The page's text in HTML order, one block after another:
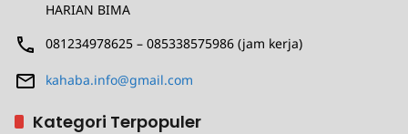
HARIAN BIMA
081234978625 – 085338575986 (jam kerja)
kahaba.info@gmail.com
Kategori Terpopuler